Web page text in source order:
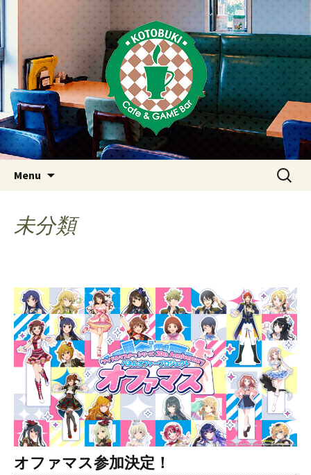
東京・西荻窪・上井草・上石神
井のカフェ＆ゲームバーこと
ぶき
Just another WordPress site
Menu
検
索:
未分類
オファマス参加決定！